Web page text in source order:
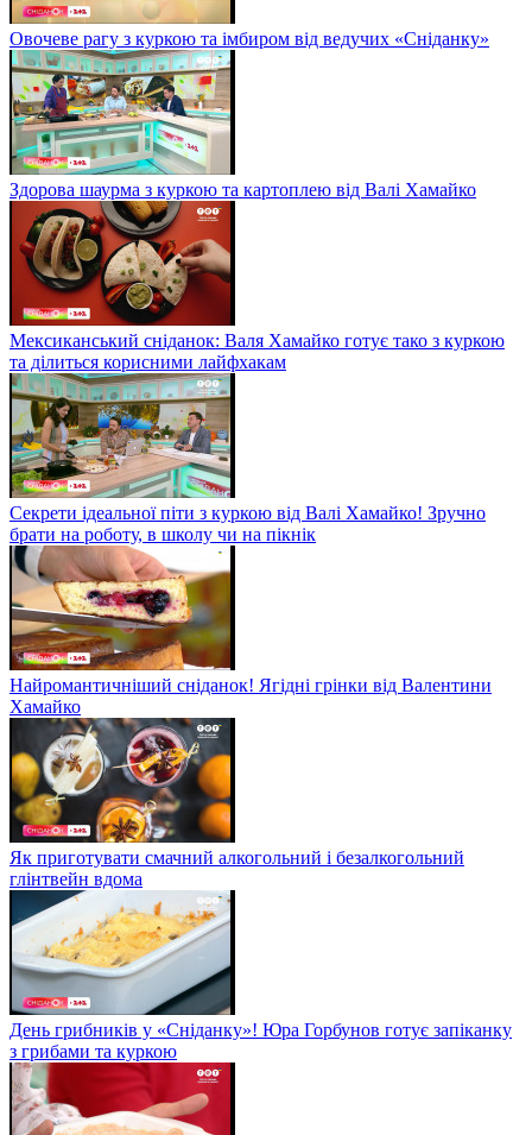
Овочеве рагу з куркою та імбиром від ведучих «Сніданку»
Здорова шаурма з куркою та картоплею від Валі Хамайко
Мексиканський сніданок: Валя Хамайко готує тако з куркою
та ділиться корисними лайфхакам
Секрети ідеальної піти з куркою від Валі Хамайко! Зручно
брати на роботу, в школу чи на пікнік
Найромантичніший сніданок! Ягідні грінки від Валентини
Хамайко
Як приготувати смачний алкогольний і безалкогольний
глінтвейн вдома
День грибників у «Сніданку»! Юра Горбунов готує запіканку
з грибами та куркою